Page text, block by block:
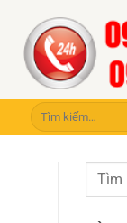
Tìm
kiếm: